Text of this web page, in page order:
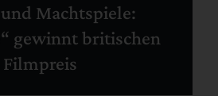
Machtspiele:
gewinnt britischen
Filmpreis